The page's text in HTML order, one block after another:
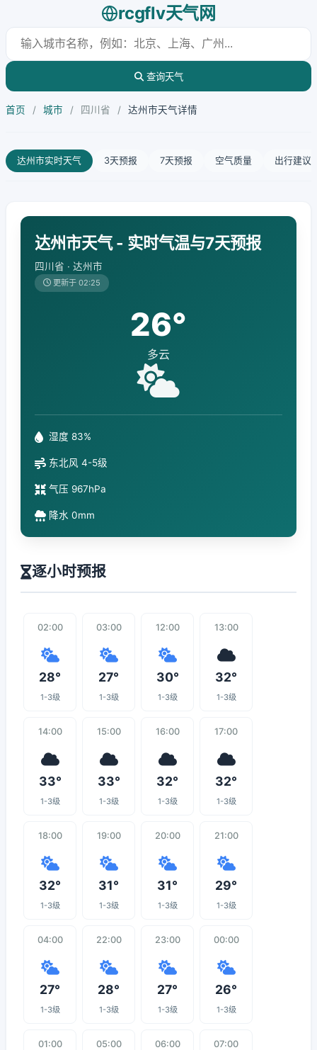
rcgflv天气网
查询天气
首页 / 城市 / 四川省 / 达州市天气详情
达州市实时天气 3天预报 7天预报 空气质量 出行建议
达州市天气 - 实时气温与7天预报
四川省 · 达州市
更新于 02:25
26°
多云
湿度 83%
东北风 4-5级
气压 967hPa
降水 0mm
逐小时预报
02:00
28°
1-3级
03:00
27°
1-3级
12:00
30°
1-3级
13:00
32°
1-3级
14:00
33°
1-3级
15:00
33°
1-3级
16:00
32°
1-3级
17:00
32°
1-3级
18:00
32°
1-3级
19:00
31°
1-3级
20:00
31°
1-3级
21:00
29°
1-3级
04:00
27°
1-3级
22:00
28°
1-3级
23:00
27°
1-3级
00:00
26°
1-3级
01:00 05:00 06:00 07:00